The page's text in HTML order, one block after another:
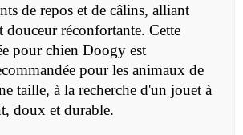
de repos et de câlins, alliant
douceur réconfortante. Cette
pour chien Doogy est
pour les animaux de
taille, à la recherche d'un jouet à
doux et durable.